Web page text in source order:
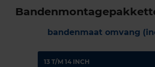
bandenmaat omvang